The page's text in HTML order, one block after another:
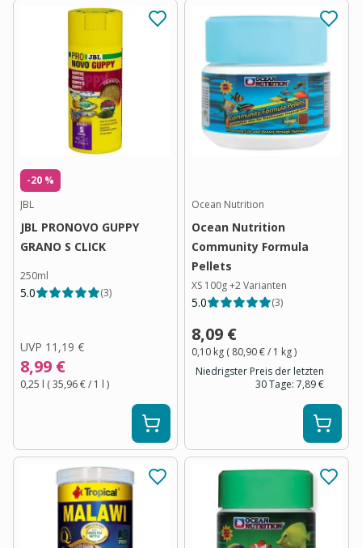
-20 %
JBL
JBL PRONOVO GUPPY
GRANO S CLICK
250ml
5.0 (3)
UVP 11,19 €
8,99 €
0,25 l (35,96 €/ 1 l )
Ocean Nutrition
Ocean Nutrition
Community Formula
Pellets
XS 100g+2Varianten
5.0 (3)
8,09 €
0,10 kg ( 80,90 €/ 1 kg)
Niedrigster Preis der letzten
30 Tage: 7,89 €